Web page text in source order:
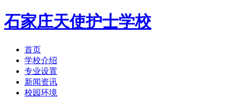
石家庄天使护士学校
首页
学校介绍
专业设置
新闻资讯
校园环境